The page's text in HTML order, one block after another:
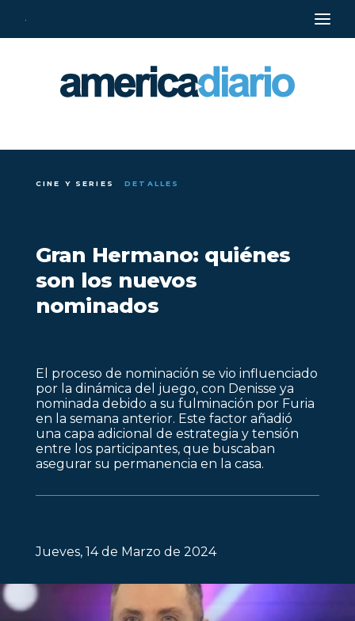
·
CINE Y SERIES DETALLES
Gran Hermano: quiénes
son los nuevos
nominados
El proceso de nominación se vio influenciado
por la dinámica del juego, con Denisse ya
nominada debido a su fulminación por Furia
en la semana anterior. Este factor añadió
una capa adicional de estrategia y tensión
entre los participantes, que buscaban
asegurar su permanencia en la casa.
Jueves, 14 de Marzo de 2024